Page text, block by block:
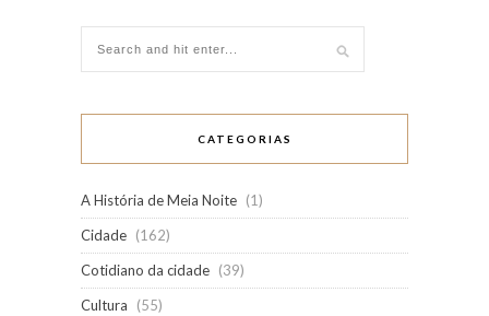
CATEGORIAS
A História de Meia Noite (1)
Cidade (162)
Cotidiano da cidade (39)
Cultura
(55)